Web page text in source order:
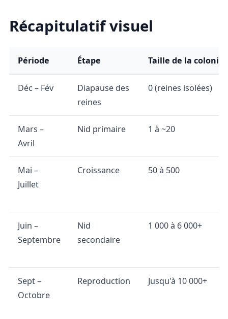
Récapitulatif visuel
Période Étape Taille de la colonie
Déc – Fév
Diapause des
reines
0 (reines isolées)
Mars –
Avril
Nid primaire 1 à ~20
Mai –
Juillet
Croissance 50 à 500
Juin –
Septembre
Nid
secondaire
1 000 à 6 000+
Sept –
Octobre
Reproduction Jusqu'à 10 000+